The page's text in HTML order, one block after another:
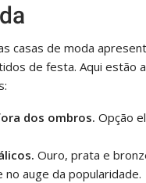
casas de moda
de festa. Aqui estão
dos ombros. Opção
Ouro, prata e
no auge da popularidade.